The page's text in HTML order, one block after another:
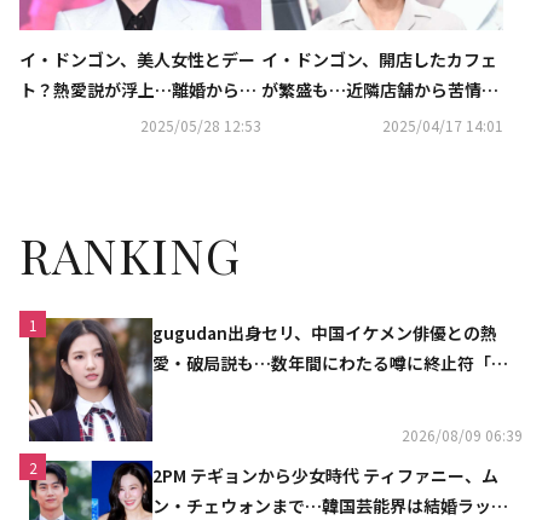
イ・ドンゴン、美人女性とデー
ト？熱愛説が浮上…離婚から約
2025/05/28 12:53
イ・ドンゴン、開店したカフェ
が繁盛も…近隣店舗から苦情
「夜まで続く工事で眠れなかっ
2025/04/17 14:01
RANKING
1
gugudan出身セリ、中国イケメン俳優との熱
愛・破局説も…数年間にわたる噂に終止符「邪
2026/08/09 06:39
2
2PM テギョンから少女時代 ティファニー、ム
ン・チェウォンまで…韓国芸能界は結婚ラッシ